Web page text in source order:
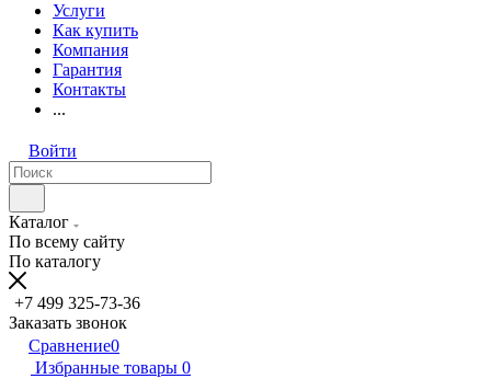
Услуги
Как купить
Компания
Гарантия
Контакты
...
Войти
Каталог
По всему сайту
По каталогу
+7 499 325-73-36
Заказать звонок
Сравнение0
Избранные товары 0